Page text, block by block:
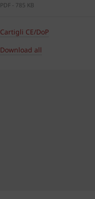
PDF - 785 KB
Cartigli CE/DoP
Download all